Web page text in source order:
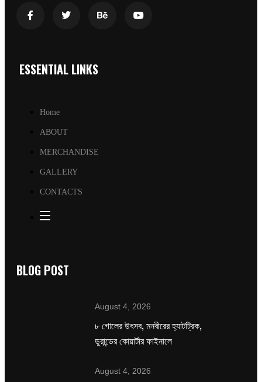
ESSENTIAL LINKS
Home
ABOUT
MERCHANDISE
GALLERY
CONTACTS
BLOG POST
August 4, 2026
৮ গোলের উৎসব, মনবীরের হ্যাটট্রিক,
ডুরান্ডের কোয়ার্টার ফাইনালে
August 4, 2026